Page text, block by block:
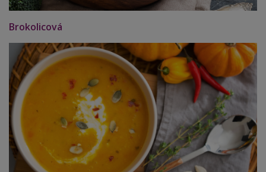
Brokolicová